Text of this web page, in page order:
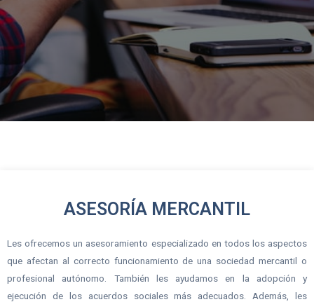
ASESORÍA MERCANTIL
Les ofrecemos un asesoramiento especializado en todos los aspectos
que afectan al correcto funcionamiento de una sociedad mercantil o
profesional autónomo. También les ayudamos en la adopción y
ejecución de los acuerdos sociales más adecuados. Además, les